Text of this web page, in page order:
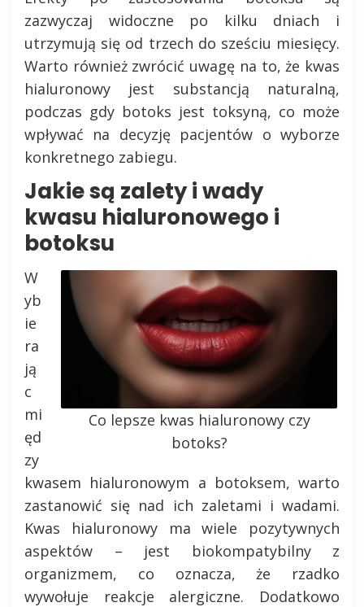
zazwyczaj widoczne po kilku dniach i
utrzymują się od trzech do sześciu miesięcy.
Warto również zwrócić uwagę na to, że kwas
hialuronowy jest substancją naturalną,
podczas gdy botoks jest toksyną, co może
wpływać na decyzję pacjentów o wyborze
konkretnego zabiegu.
Jakie są zalety i wady
kwasu hialuronowego i
botoksu
Co lepsze kwas hialuronowy czy
botoks?
W
yb
ie
ra
ją
c
mi
ęd
zy
kwasem hialuronowym a botoksem, warto
zastanowić się nad ich zaletami i wadami.
Kwas hialuronowy ma wiele pozytywnych
aspektów – jest biokompatybilny z
organizmem, co oznacza, że rzadko
wywołuje reakcje alergiczne. Dodatkowo